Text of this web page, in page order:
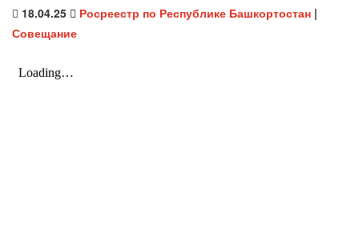
18.04.25 Росреестр по Республике Башкортостан |
Совещание